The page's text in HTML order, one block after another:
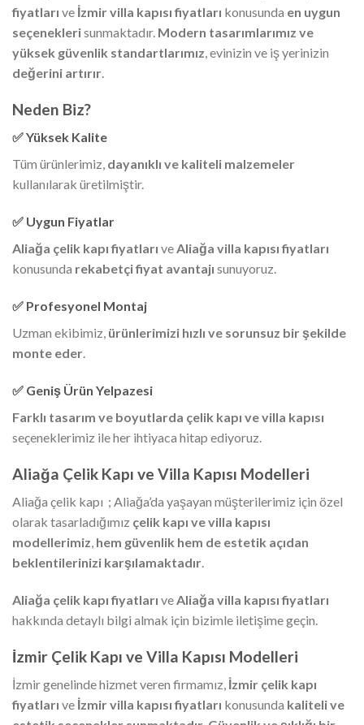
fiyatları ve İzmir villa kapısı fiyatları konusunda en uygun
seçeneklerisunmaktadır. Modern tasarımlarımız ve
yüksek güvenlik standartlarımız, evinizin ve iş yerinizin
değerini artırır.
Neden Biz?
✅ Yüksek Kalite
Tüm ürünlerimiz, dayanıklı ve kaliteli malzemeler
kullanılarak üretilmiştir.
✅ Uygun Fiyatlar
Aliağa çelik kapı fiyatları veAliağa villa kapısı fiyatları
konusunda rekabetçi fiyat avantajı sunuyoruz.
✅ Profesyonel Montaj
Uzman ekibimiz, ürünlerimizi hızlı ve sorunsuz bir şekilde
monte eder.
✅ Geniş Ürün Yelpazesi
Farklı tasarım ve boyutlarda çelik kapı ve villa kapısı
seçeneklerimiz ile her ihtiyaca hitap ediyoruz.
Aliağa Çelik Kapı ve Villa Kapısı Modelleri
Aliağa çelik kapı ; Aliağa’da yaşayan müşterilerimiz için özel
olarak tasarladığımız çelik kapı ve villa kapısı
modellerimiz, hem güvenlik hem de estetik açıdan
beklentilerinizi karşılamaktadır.
Aliağa çelik kapı fiyatları veAliağa villa kapısı fiyatları
hakkında detaylı bilgi almak için bizimle iletişime geçin.
İzmir Çelik Kapı ve Villa Kapısı Modelleri
İzmir genelinde hizmet veren firmamız, İzmir çelik kapı
fiyatları ve İzmir villa kapısı fiyatları konusunda kaliteli ve